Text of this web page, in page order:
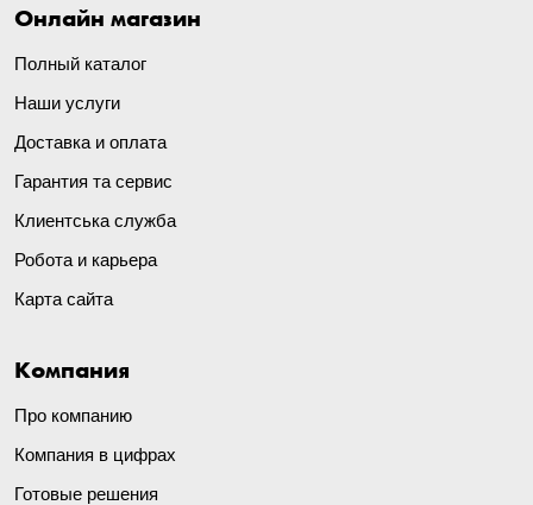
Онлайн магазин
Полный каталог
Наши услуги
Доставка и оплата
Гарантия та сервис
Клиентська служба
Робота и карьера
Карта сайта
Компания
Про компанию
Компания в цифрах
Готовые решения